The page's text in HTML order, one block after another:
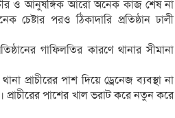
ও আনুষঙ্গিক আরো অনেক কাজ শেষ না
পরও ঠিকাদারি প্রতিষ্ঠান ঢালী
গাফিলতির কারণে থানার সীমানা
প্রাচীরের পাশ দিয়ে ড্রেনেজ ব্যবস্থা না
প্রাচীরের পাশের খাল ভরাট করে নতুন করে